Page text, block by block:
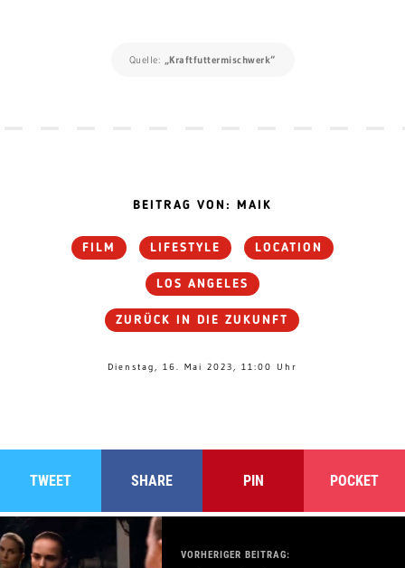
Quelle: „Kraftfuttermischwerk“
BEITRAG VON: MAIK
FILM LIFESTYLE LOCATION
LOS ANGELES
ZURÜCK IN DIE ZUKUNFT
Dienstag, 16. Mai 2023, 11:00 Uhr
TWEET SHARE PIN POCKET
VORHERIGER BEITRAG: